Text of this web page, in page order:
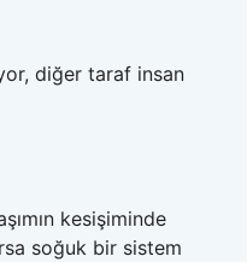
diğer taraf insan
kesişiminde
soğuk bir sistem